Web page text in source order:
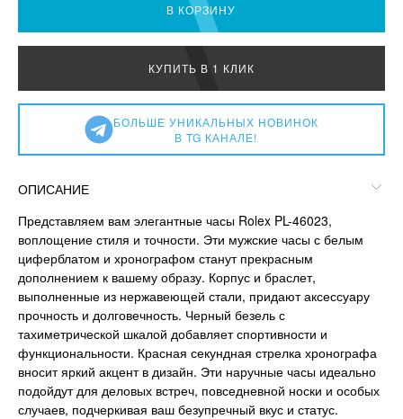
В КОРЗИНУ
КУПИТЬ В 1 КЛИК
БОЛЬШЕ УНИКАЛЬНЫХ НОВИНОК
В TG КАНАЛЕ!
ОПИСАНИЕ
Представляем вам элегантные часы Rolex PL-46023,
воплощение стиля и точности. Эти мужские часы с белым
циферблатом и хронографом станут прекрасным
дополнением к вашему образу. Корпус и браслет,
выполненные из нержавеющей стали, придают аксессуару
прочность и долговечность. Черный безель с
тахиметрической шкалой добавляет спортивности и
функциональности. Красная секундная стрелка хронографа
вносит яркий акцент в дизайн. Эти наручные часы идеально
подойдут для деловых встреч, повседневной носки и особых
случаев, подчеркивая ваш безупречный вкус и статус.